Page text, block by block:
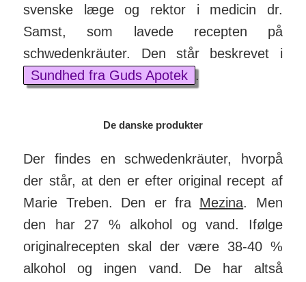
svenske læge og rektor i medicin dr.
Samst, som lavede recepten på
schwedenkräuter. Den står beskrevet i
Sundhed fra Guds Apotek .
De danske produkter
Der findes en schwedenkräuter, hvorpå
der står, at den er efter original recept af
Marie Treben. Den er fra Mezina. Men
den har 27 % alkohol og vand. Ifølge
originalrecepten skal der være 38-40 %
alkohol og ingen vand. De har altså